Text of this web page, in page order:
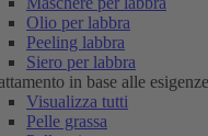
Olio per labbra
Peeling labbra
Siero per labbra
in base alle
Visualizza tutti
Pelle grassa